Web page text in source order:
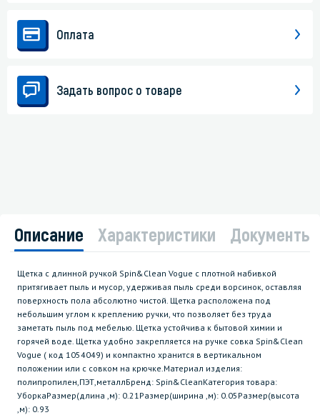
Оплата
Задать вопрос о товаре
Описание Характеристики Документы
Щетка с длинной ручкой Spin&Clean Vogue с плотной набивкой
притягивает пыль и мусор, удерживая пыль среди ворсинок, оставляя
поверхность пола абсолютно чистой. Щетка расположена под
небольшим углом к креплению ручки, что позволяет без труда
заметать пыль под мебелью. Щетка устойчива к бытовой химии и
горячей воде. Щетка удобно закрепляется на ручке совка Spin&Clean
Vogue ( код 1054049) и компактно хранится в вертикальном
положении или с совком на крючке.Материал изделия:
полипропилен,ПЭТ,металлБренд: Spin&CleanКатегория товара:
УборкаРазмер(длина ,м): 0.21Размер(ширина ,м): 0.05Размер(высота
,м): 0.93